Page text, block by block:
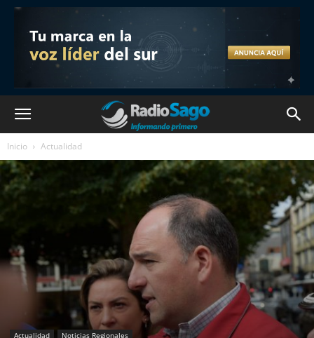
Inicio Actualidad
Actualidad Noticias Regionales